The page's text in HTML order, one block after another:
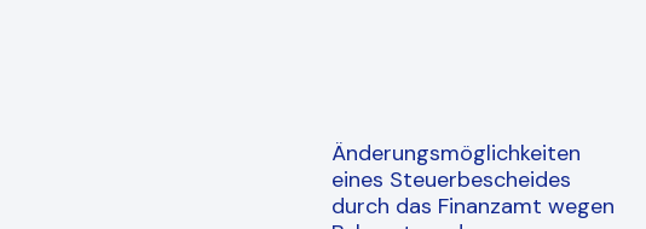
Änderungsmöglichkeiten
eines Steuerbescheides
durch das Finanzamt wegen